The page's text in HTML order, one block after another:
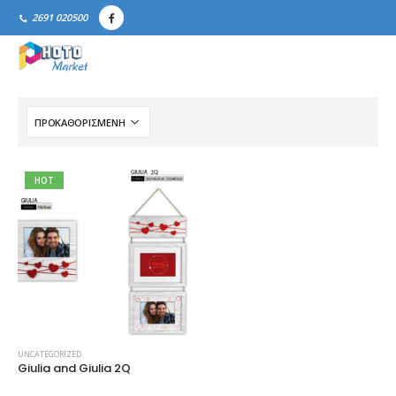
2691 020500
HOT
UNCATEGORIZED
Giulia and Giulia 2Q